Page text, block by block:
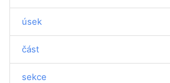
úsek
část
sekce